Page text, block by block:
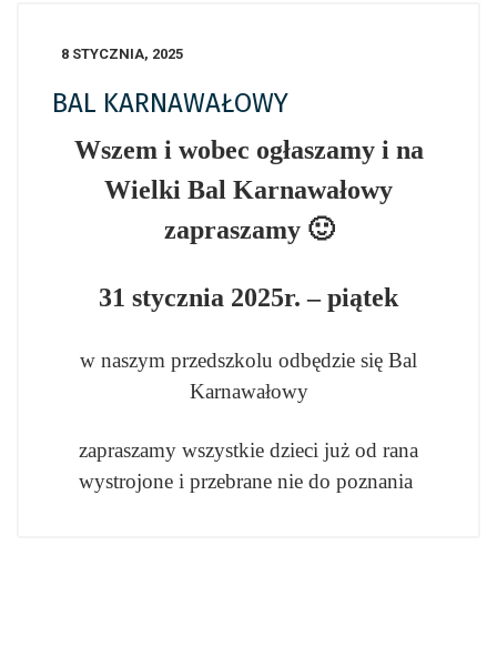
8 STYCZNIA, 2025
BAL KARNAWAŁOWY
Wszem i wobec ogłaszamy i na
Wielki Bal Karnawałowy
zapraszamy 🙂
31 stycznia 2025r. – piątek
w naszym przedszkolu odbędzie się Bal
Karnawałowy
zapraszamy wszystkie dzieci już od rana
wystrojone i przebrane nie do poznania